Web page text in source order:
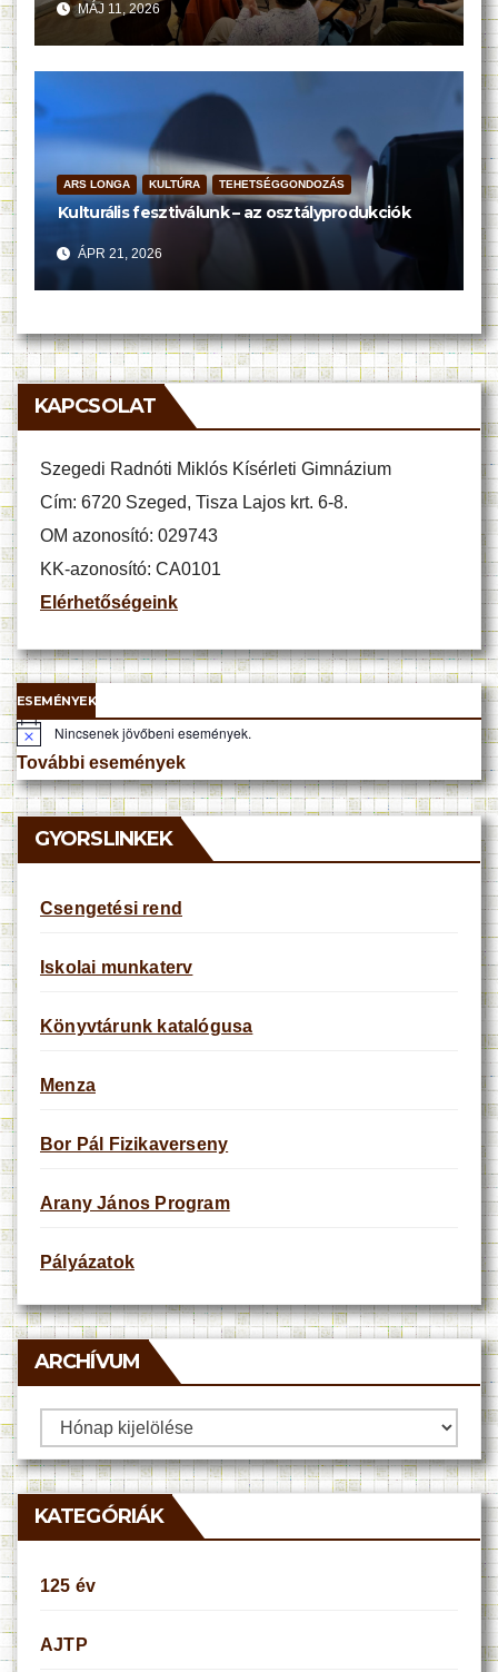
MÁJ 11, 2026
ARS LONGA KULTÚRA TEHETSÉGGONDOZÁS
Kulturális fesztiválunk – az osztályprodukciók
ÁPR 21, 2026
KAPCSOLAT
Szegedi Radnóti Miklós Kísérleti Gimnázium
Cím: 6720 Szeged, Tisza Lajos krt. 6-8.
OM azonosító: 029743
KK-azonosító: CA0101
Elérhetőségeink
ESEMÉNYEK
N
o
t
i
c
e
Nincsenek jövőbeni események.
További események
GYORSLINKEK
Csengetési rend
Iskolai munkaterv
Könyvtárunk katalógusa
Menza
Bor Pál Fizikaverseny
Arany János Program
Pályázatok
ARCHÍVUM
Archívum
KATEGÓRIÁK
125 év
AJTP